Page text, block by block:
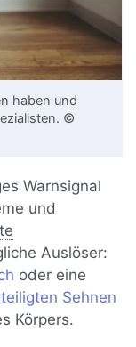
haben und
©
Warnsignal
und
Auslöser:
oder eine
Sehnen
Körpers.